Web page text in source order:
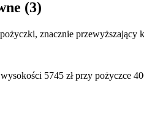
(3)
znacznie
5745 zł przy pożyczce